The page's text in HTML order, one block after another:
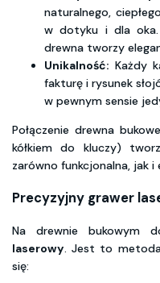
naturalnego,
w dotyku i dla oka.
drewna tworzy
Unikalność: Każdy
fakturę i rysunek
w pewnym sensie
Połączenie drewna
kółkiem do kluczy)
zarówno funkcjonalna, jak i
Precyzyjny grawer
Na drewnie bukowym
laserowy. Jest to metoda
się: